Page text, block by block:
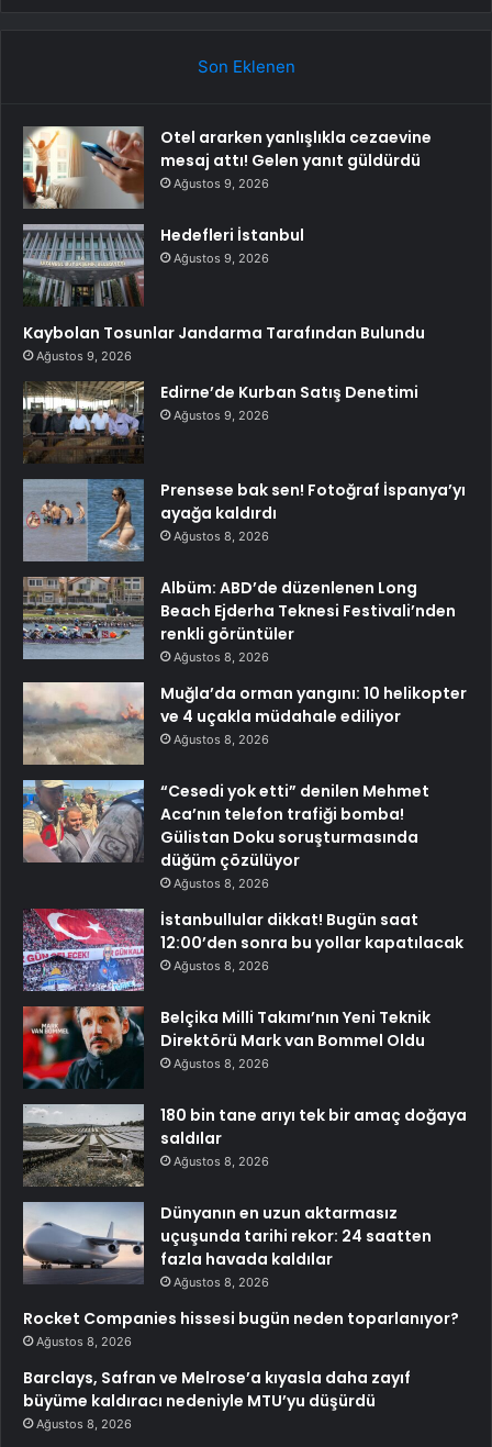
Son Eklenen
Otel ararken yanlışlıkla cezaevine
mesaj attı! Gelen yanıt güldürdü
Ağustos 9, 2026
Hedefleri İstanbul
Ağustos 9, 2026
Kaybolan Tosunlar Jandarma Tarafından Bulundu
Ağustos 9, 2026
Edirne’de Kurban Satış Denetimi
Ağustos 9, 2026
Prensese bak sen! Fotoğraf İspanya’yı
ayağa kaldırdı
Ağustos 8, 2026
Albüm: ABD’de düzenlenen Long
Beach Ejderha Teknesi Festivali’nden
renkli görüntüler
Ağustos 8, 2026
Muğla’da orman yangını: 10 helikopter
ve 4 uçakla müdahale ediliyor
Ağustos 8, 2026
“Cesedi yok etti” denilen Mehmet
Aca’nın telefon trafiği bomba!
Gülistan Doku soruşturmasında
düğüm çözülüyor
Ağustos 8, 2026
İstanbullular dikkat! Bugün saat
12:00’den sonra bu yollar kapatılacak
Ağustos 8, 2026
Belçika Milli Takımı’nın Yeni Teknik
Direktörü Mark van Bommel Oldu
Ağustos 8, 2026
180 bin tane arıyı tek bir amaç doğaya
saldılar
Ağustos 8, 2026
Dünyanın en uzun aktarmasız
uçuşunda tarihi rekor: 24 saatten
fazla havada kaldılar
Ağustos 8, 2026
Rocket Companies hissesi bugün neden toparlanıyor?
Ağustos 8, 2026
Barclays, Safran ve Melrose’a kıyasla daha zayıf
büyüme kaldıracı nedeniyle MTU’yu düşürdü
Ağustos 8, 2026